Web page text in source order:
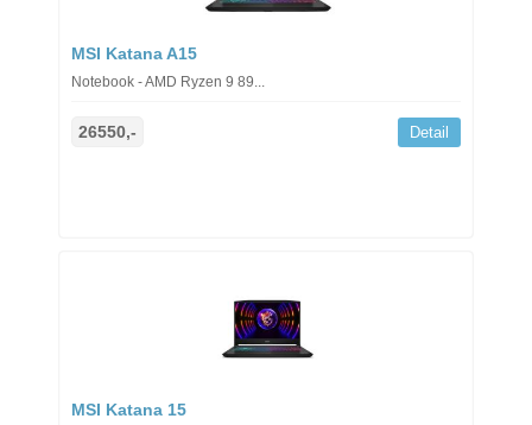
MSI Katana A15
Notebook - AMD Ryzen 9 89...
26550,- Detail
MSI Katana 15